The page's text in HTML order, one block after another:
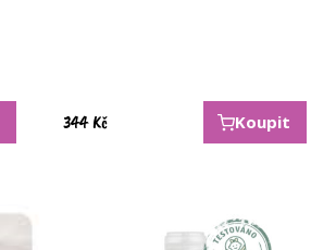
344Kč Koupit